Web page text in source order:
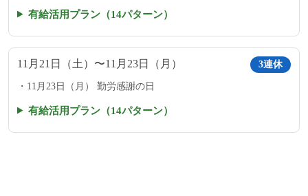
有給活用プラン（14パターン）
11月21日（土）〜11月23日（月） 3連休
11月23日（月） 勤労感謝の日
有給活用プラン（14パターン）